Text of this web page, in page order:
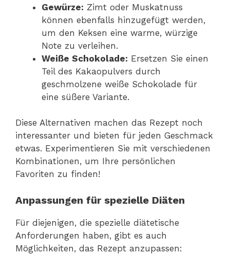
Gewürze: Zimt oder Muskatnuss
können ebenfalls hinzugefügt werden,
um den Keksen eine warme, würzige
Note zu verleihen.
Weiße Schokolade: Ersetzen Sie einen
Teil des Kakaopulvers durch
geschmolzene weiße Schokolade für
eine süßere Variante.
Diese Alternativen machen das Rezept noch
interessanter und bieten für jeden Geschmack
etwas. Experimentieren Sie mit verschiedenen
Kombinationen, um Ihre persönlichen
Favoriten zu finden!
Anpassungen für spezielle Diäten
Für diejenigen, die spezielle diätetische
Anforderungen haben, gibt es auch
Möglichkeiten, das Rezept anzupassen: